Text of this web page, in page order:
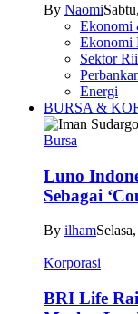
By Naomi
Ekonomi
Ekonomi
Sektor
Energi
BURSA &
Bursa
Luno
Sebagai
By ilham
Korporasi
BRI Life